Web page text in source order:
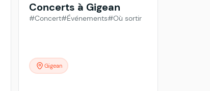
Concerts à Gigean
#Concert#Événements#Où sortir
Gigean